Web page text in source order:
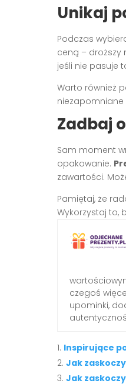
Unikaj
Podczas
ceną – droższy
jeśli nie pasuje
Warto również
niezapomniane
Zadbaj
Sam moment
opakowanie.
zawartości.
Pamiętaj, że
Wykorzystaj to,
czegoś
upominki,
Inspirujące
Jak
Jak